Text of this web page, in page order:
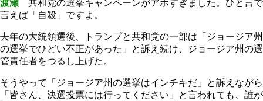
渡瀬 共和党の選挙キャンペーンがアホすぎました。ひと言で
言えば「自殺」ですよ。
去年の大統領選後、トランプと共和党の一部は「ジョージア州
の選挙でひどい不正があった」と訴え続け、ジョージア州の選
管責任者をつるし上げた。
そうやって「ジョージア州の選挙はインチキだ」と訴えながら
「皆さん、決選投票には行ってください」と言われても、誰が